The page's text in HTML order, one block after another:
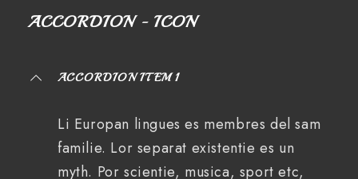
ACCORDION - ICON
ACCORDION ITEM 1
Li Europan lingues es membres del sam
familie. Lor separat existentie es un
myth. Por scientie, musica, sport etc,